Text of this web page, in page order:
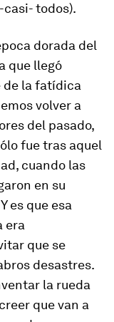
casi- todos).
dorada del
que llegó
de la fatídica
volver a
del pasado,
fue tras aquel
cuando las
en su
es que esa
era
que se
desastres.
la rueda
que van a